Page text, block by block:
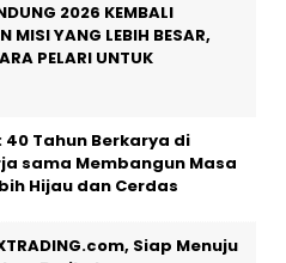
2026 KEMBALI
MISI YANG LEBIH BESAR,
PELARI UNTUK
40 Tahun Berkarya di
sama Membangun Masa
Hijau dan Cerdas
Siap Menuju